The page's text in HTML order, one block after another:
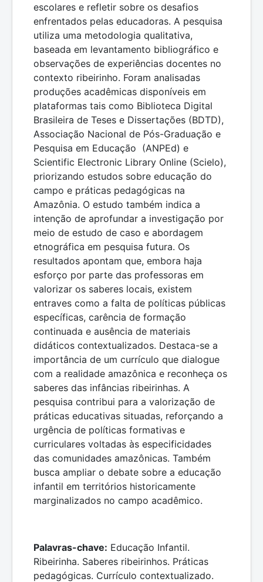
escolares e refletir sobre os desafios
enfrentados pelas educadoras. A pesquisa
utiliza uma metodologia qualitativa,
baseada em levantamento bibliográfico e
observações de experiências docentes no
contexto ribeirinho. Foram analisadas
produções acadêmicas disponíveis em
plataformas tais como Biblioteca Digital
Brasileira de Teses e Dissertações (BDTD),
Associação Nacional de Pós-Graduação e
Pesquisa em Educação (ANPEd) e
Scientific Electronic Library Online (Scielo),
priorizando estudos sobre educação do
campo e práticas pedagógicas na
Amazônia. O estudo também indica a
intenção de aprofundar a investigação por
meio de estudo de caso e abordagem
etnográfica em pesquisa futura. Os
resultados apontam que, embora haja
esforço por parte das professoras em
valorizar os saberes locais, existem
entraves como a falta de políticas públicas
específicas, carência de formação
continuada e ausência de materiais
didáticos contextualizados. Destaca-se a
importância de um currículo que dialogue
com a realidade amazônica e reconheça os
saberes das infâncias ribeirinhas. A
pesquisa contribui para a valorização de
práticas educativas situadas, reforçando a
urgência de políticas formativas e
curriculares voltadas às especificidades
das comunidades amazônicas. Também
busca ampliar o debate sobre a educação
infantil em territórios historicamente
marginalizados no campo acadêmico.
Palavras-chave: Educação Infantil.
Ribeirinha. Saberes ribeirinhos. Práticas
pedagógicas. Currículo contextualizado.